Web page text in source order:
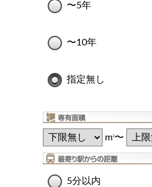
〜5年
〜10年
指定無し
m2〜
5分以内